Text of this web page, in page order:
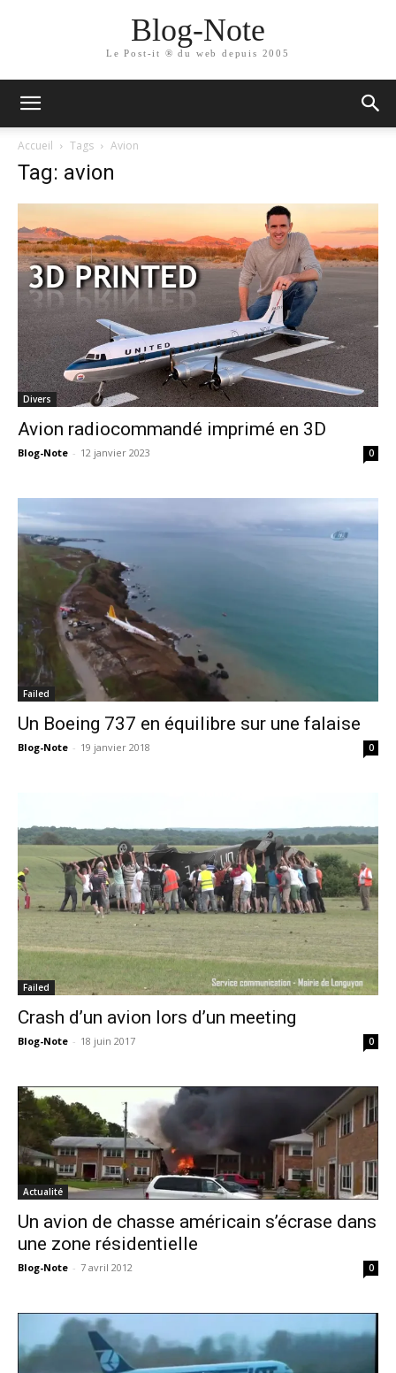
Blog-Note
Le Post-it ® du web depuis 2005
Accueil Tags Avion
Tag: avion
Divers
Avion radiocommandé imprimé en 3D
Blog-Note - 12 janvier 2023 0
Failed
Un Boeing 737 en équilibre sur une falaise
Blog-Note - 19 janvier 2018 0
Failed
Crash d’un avion lors d’un meeting
Blog-Note - 18 juin 2017 0
Actualité
Un avion de chasse américain s’écrase dans
une zone résidentielle
Blog-Note - 7 avril 2012 0